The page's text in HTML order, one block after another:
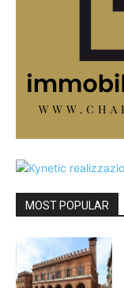
MOST POPULAR